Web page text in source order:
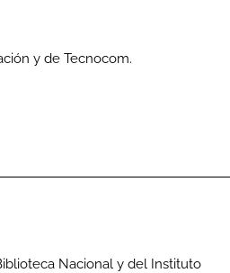
y de Tecnocom.
Nacional y del Instituto